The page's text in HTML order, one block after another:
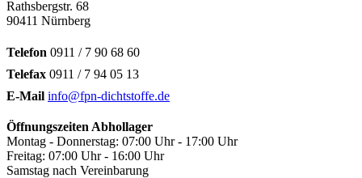
Rathsbergstr. 68
90411 Nürnberg
Telefon 0911 / 7 90 68 60
Telefax 0911 / 7 94 05 13
E-Mail info@fpn-dichtstoffe.de
Öffnungszeiten Abhollager
Montag - Donnerstag: 07:00 Uhr - 17:00 Uhr
Freitag: 07:00 Uhr - 16:00 Uhr
Samstag nach Vereinbarung